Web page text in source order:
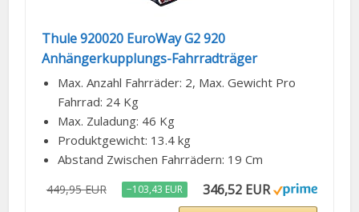
Thule 920020 EuroWay G2 920
Anhängerkupplungs-Fahrradträger
Max. Anzahl Fahrräder: 2, Max. Gewicht Pro
Fahrrad: 24 Kg
Max. Zuladung: 46 Kg
Produktgewicht: 13.4 kg
Abstand Zwischen Fahrrädern: 19 Cm
449,95 EUR −103,43 EUR 346,52 EUR